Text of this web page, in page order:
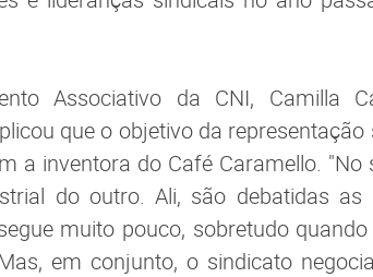
Associativo da CNI, Camilla
que o objetivo da representação
a inventora do Café Caramello. "No
do outro. Ali, são debatidas as
muito pouco, sobretudo
em conjunto, o sindicato